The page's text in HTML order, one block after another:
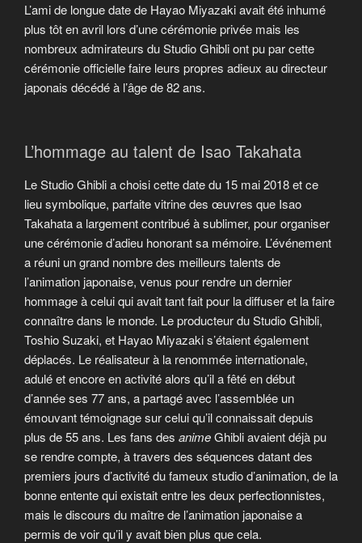
L’ami de longue date de Hayao Miyazaki avait été inhumé
plus tôt en avril lors d’une cérémonie privée mais les
nombreux admirateurs du Studio Ghibli ont pu par cette
cérémonie officielle faire leurs propres adieux au directeur
japonais décédé à l’âge de 82 ans.
L’hommage au talent de Isao Takahata
Le Studio Ghibli a choisi cette date du 15 mai 2018 et ce
lieu symbolique, parfaite vitrine des œuvres que Isao
Takahata a largement contribué à sublimer, pour organiser
une cérémonie d’adieu honorant sa mémoire. L’événement
a réuni un grand nombre des meilleurs talents de
l’animation japonaise, venus pour rendre un dernier
hommage à celui qui avait tant fait pour la diffuser et la faire
connaître dans le monde. Le producteur du Studio Ghibli,
Toshio Suzaki, et Hayao Miyazaki s’étaient également
déplacés. Le réalisateur à la renommée internationale,
adulé et encore en activité alors qu’il a fêté en début
d’année ses 77 ans, a partagé avec l’assemblée un
émouvant témoignage sur celui qu’il connaissait depuis
plus de 55 ans. Les fans des animeGhibli avaient déjà pu
se rendre compte, à travers des séquences datant des
premiers jours d’activité du fameux studio d’animation, de la
bonne entente qui existait entre les deux perfectionnistes,
mais le discours du maître de l’animation japonaise a
permis de voir qu’il y avait bien plus que cela.